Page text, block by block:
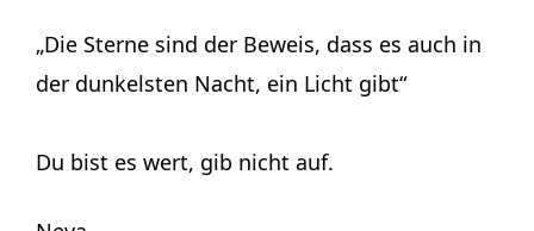
„Die Sterne sind der Beweis, dass es auch in
der dunkelsten Nacht, ein Licht gibt“
Du bist es wert, gib nicht auf.